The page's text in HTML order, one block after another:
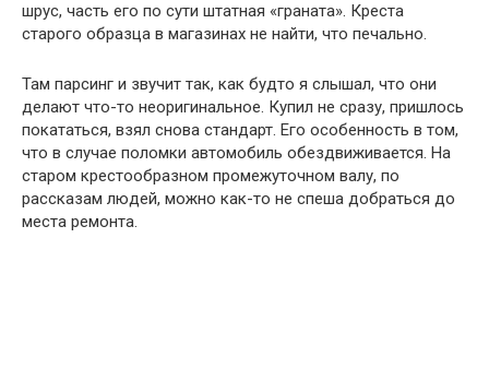
шрус, часть его по сути штатная «граната». Креста
старого образца в магазинах не найти, что печально.
Там парсинг и звучит так, как будто я слышал, что они
делают что-то неоригинальное. Купил не сразу, пришлось
покататься, взял снова стандарт. Его особенность в том,
что в случае поломки автомобиль обездвиживается. На
старом крестообразном промежуточном валу, по
рассказам людей, можно как-то не спеша добраться до
места ремонта.